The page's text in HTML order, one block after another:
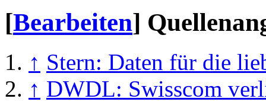
[Bearbeiten]
↑ Stern: Daten für die
↑ DWDL: Swisscom